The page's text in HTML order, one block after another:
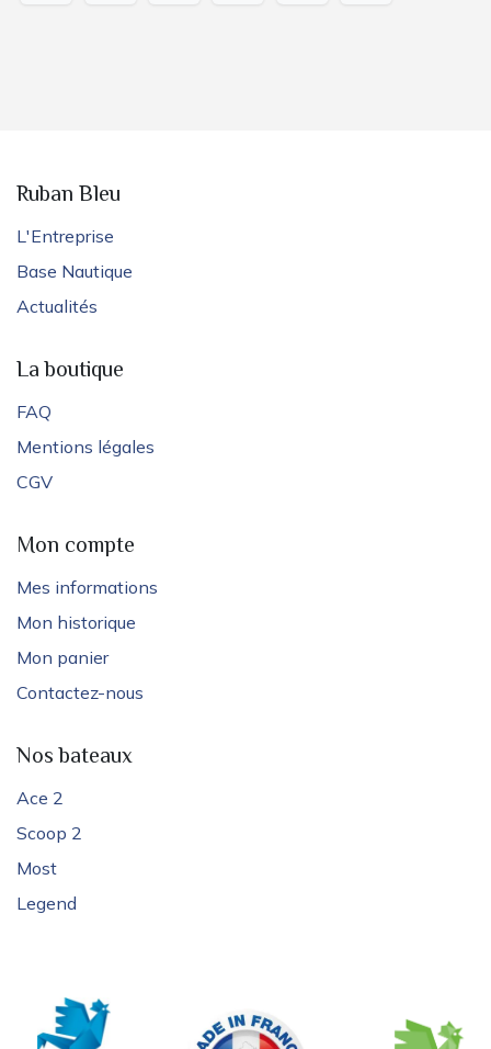
Ruban Bleu
L'Entreprise
Base Nautique
Actualités
La boutique
FAQ
Mentions légales
CGV
Mon compte
Mes informations
Mon historique
Mon panier
Contactez-nous
Nos bateaux
Ace 2
Scoop 2
Most
Legend